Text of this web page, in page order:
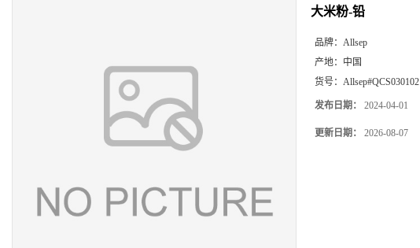
大米粉-铅
品牌： Allsep
产地： 中国
货号： Allsep#QCS030102
发布日期： 2024-04-01
更新日期： 2026-08-07